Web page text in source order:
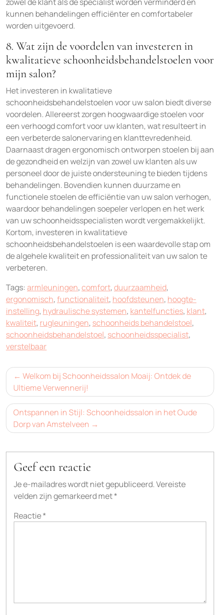
kunnen behandelingen efficiënter en comfortabeler
worden uitgevoerd.
8. Wat zijn de voordelen van investeren in
kwalitatieve schoonheidsbehandelstoelen voor
mijn salon?
Het investeren in kwalitatieve
schoonheidsbehandelstoelen voor uw salon biedt diverse
voordelen. Allereerst zorgen hoogwaardige stoelen voor
een verhoogd comfort voor uw klanten, wat resulteert in
een verbeterde salonervaring en klanttevredenheid.
Daarnaast dragen ergonomisch ontworpen stoelen bij aan
de gezondheid en welzijn van zowel uw klanten als uw
personeel door de juiste ondersteuning te bieden tijdens
behandelingen. Bovendien kunnen duurzame en
functionele stoelen de efficiëntie van uw salon verhogen,
waardoor behandelingen soepeler verlopen en het werk
van uw schoonheidsspecialisten wordt vergemakkelijkt.
Kortom, investeren in kwalitatieve
schoonheidsbehandelstoelen is een waardevolle stap om
de algehele kwaliteit en professionaliteit van uw salon te
verbeteren.
Tags: armleuningen,comfort,duurzaamheid,
ergonomisch,functionaliteit, hoofdsteunen, hoogte-
instelling, hydraulische systemen, kantelfuncties, klant,
kwaliteit, rugleuningen, schoonheids behandelstoel,
schoonheidsbehandelstoel, schoonheidsspecialist,
verstelbaar
Bericht
navigatie
Welkom bij Schoonheidssalon Moaij: Ontdek de
Ultieme Verwennerij!
Ontspannen in Stijl: Schoonheidssalon in het Oude
Dorp van Amstelveen
Geef een reactie
Je e-mailadres wordt niet gepubliceerd.Vereiste
velden zijn gemarkeerd met*
Reactie*